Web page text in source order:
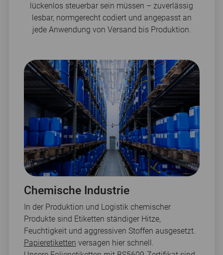
lückenlos steuerbar sein müssen – zuverlässig
lesbar, normgerecht codiert und angepasst an
jede Anwendung von Versand bis Produktion.
Chemische Industrie
In der Produktion und Logistik chemischer
Produkte sind Etiketten ständiger Hitze,
Feuchtigkeit und aggressiven Stoffen ausgesetzt.
Papieretiketten versagen hier schnell.